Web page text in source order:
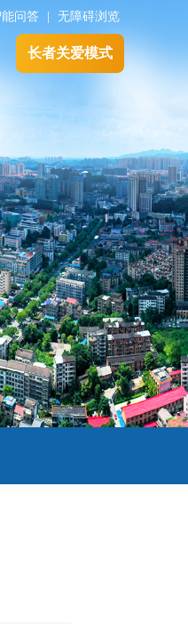
能问答 无障碍浏览
长者关爱模式